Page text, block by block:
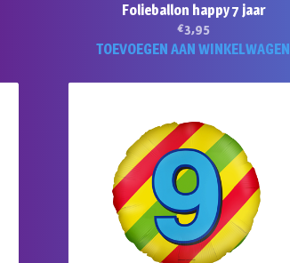
Folieballon happy 7 jaar
€3,95
TOEVOEGEN AAN WINKELWAGEN